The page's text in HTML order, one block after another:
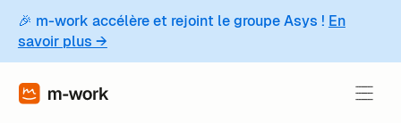
🎉 m-work accélère et rejoint le groupe Asys ! En
savoir plus →